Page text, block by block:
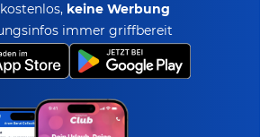
keine Werbung
immer griffbereit